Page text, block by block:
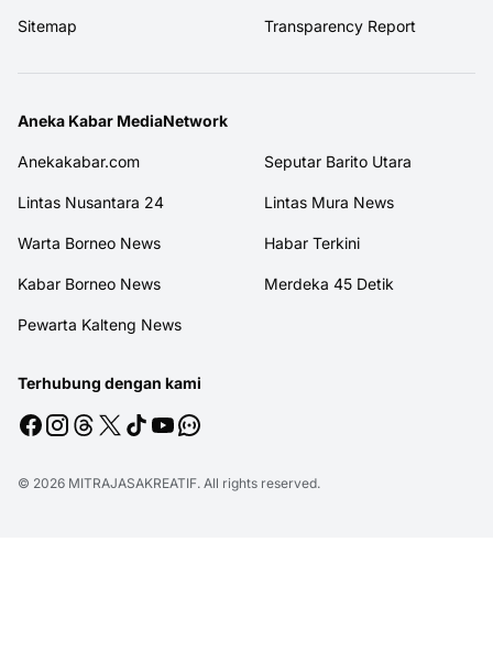
Sitemap Transparency Report
Aneka Kabar MediaNetwork
Anekakabar.com Seputar Barito Utara
Lintas Nusantara 24 Lintas Mura News
Warta Borneo News Habar Terkini
Kabar Borneo News Merdeka 45 Detik
Pewarta Kalteng News
Terhubung dengan kami
© 2026 MITRAJASAKREATIF. All rights reserved.